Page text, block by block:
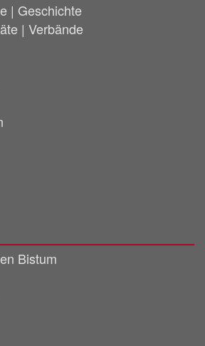
| Geschichte
| Verbände
Bistum